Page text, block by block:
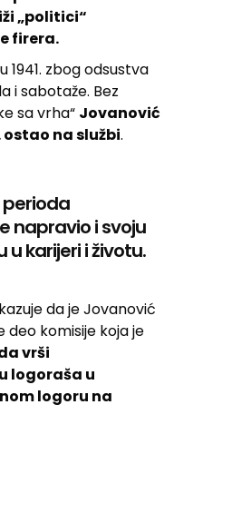
„politici“
firera.
1941. zbog odsustva
i sabotaže. Bez
sa vrha“ Jovanović
ostao na službi.
napravio i svoju
u karijeri i životu.
da je Jovanović
deo komisije koja je
vrši
logoraša u
logoru na